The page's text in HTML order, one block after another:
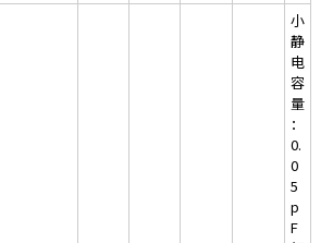
小
静
电
容
量
：
0.
0
5
p
F